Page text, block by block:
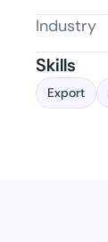
Industry
Skills
Export